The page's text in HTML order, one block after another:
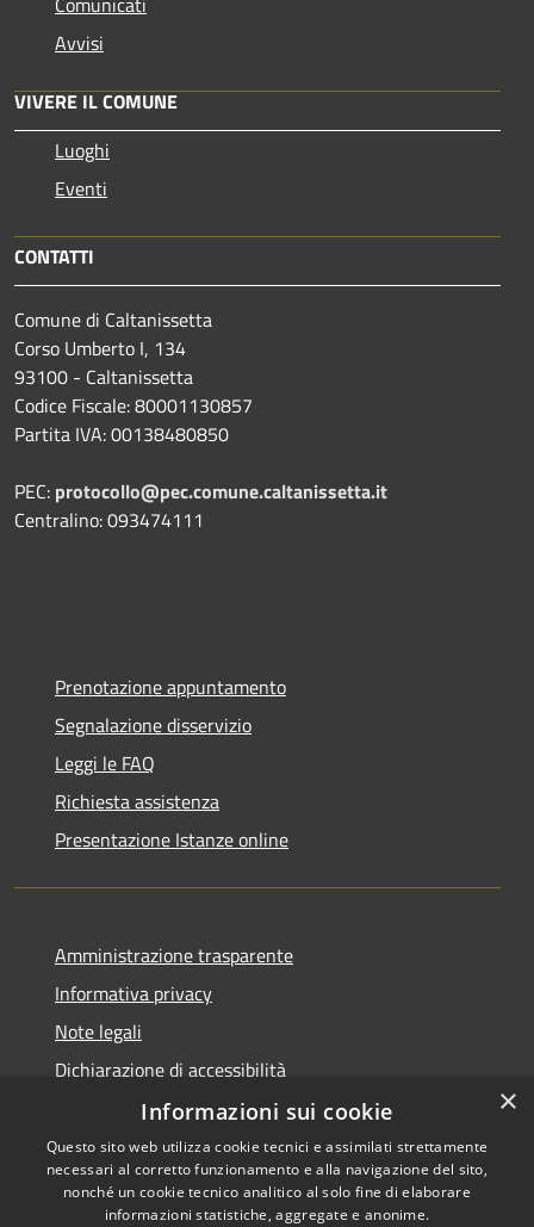
Avvisi
VIVERE IL COMUNE
Luoghi
Eventi
CONTATTI
Comune di Caltanissetta
Corso Umberto I, 134
93100 - Caltanissetta
Codice Fiscale: 80001130857
Partita IVA: 00138480850
PEC: protocollo@pec.comune.caltanissetta.it
Centralino: 093474111
Prenotazione appuntamento
Segnalazione disservizio
Leggi le FAQ
Richiesta assistenza
Presentazione Istanze online
Amministrazione trasparente
Informativa privacy
Note legali
Dichiarazione di accessibilità
Accessibilità
Copyright © 2026 • Comune di
Caltanissetta • Powered by
×
Informazioni sui cookie
Questo sito web utilizza cookie tecnici e assimilati strettamente
necessari al corretto funzionamento e alla navigazione del sito,
nonché un cookie tecnico analitico al solo fine di elaborare
informazioni statistiche, aggregate e anonime.